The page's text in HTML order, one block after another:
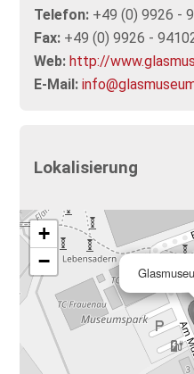
Telefon: +49 (0) 9926 -
Fax: +49 (0) 9926 -
Web: http://
E-Mail:
Lokalisierung
+
−